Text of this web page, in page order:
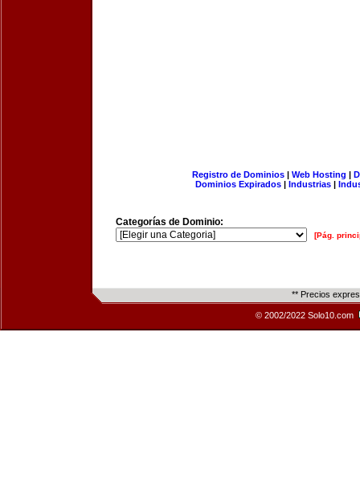
Registro de Dominios| Web Hosting |
Dominios Expirados | Industrias |
Categorías de Dominio:
[Pág.
** Precios
© 2002/2022 Solo10.com